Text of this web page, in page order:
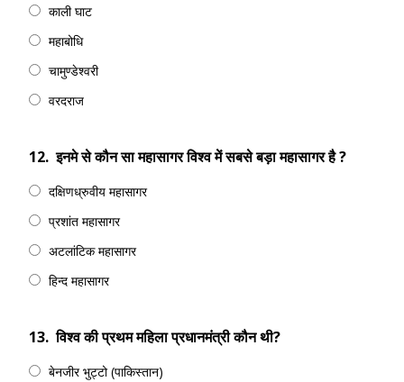
काली घाट
महाबोधि
चामुण्डेश्वरी
वरदराज
12. इनमे से कौन सा महासागर विश्व में सबसे बड़ा महासागर है ?
दक्षिणध्रुवीय महासागर
प्रशांत महासागर
अटलांटिक महासागर
हिन्द महासागर
13. विश्व की प्रथम महिला प्रधानमंत्री कौन थी?
बेनजीर भुट्टो (पाकिस्तान)